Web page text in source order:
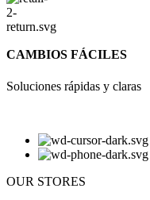
CAMBIOS FÁCILES
Soluciones rápidas y claras
OUR STORES